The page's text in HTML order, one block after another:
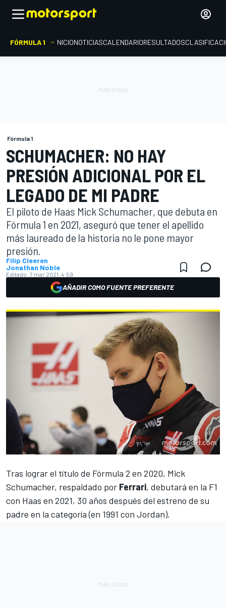
FÓRMULA 1 INICIONOTICIASCALENDARIORESULTADOS
Fórmula 1
SCHUMACHER: NO HAY
PRESIÓN ADICIONAL POR EL
LEGADO DE MI PADRE
El piloto de Haas Mick Schumacher, que debuta en
Fórmula 1 en 2021, aseguró que tener el apellido
más laureado de la historia no le pone mayor
presión.
Filip Cleeren
Jonathan Noble
Editado: 7 mar 2021, 4:59
AÑADIR COMO FUENTE PREFERENTE
Tras lograr el título de Fórmula 2 en 2020, Mick
Schumacher, respaldado por Ferrari, debutará en la F1
con Haas en 2021, 30 años después del estreno de su
padre en la categoría (en 1991 con Jordan).